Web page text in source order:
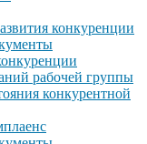
конкуренции
рабочей группы
конкурентной